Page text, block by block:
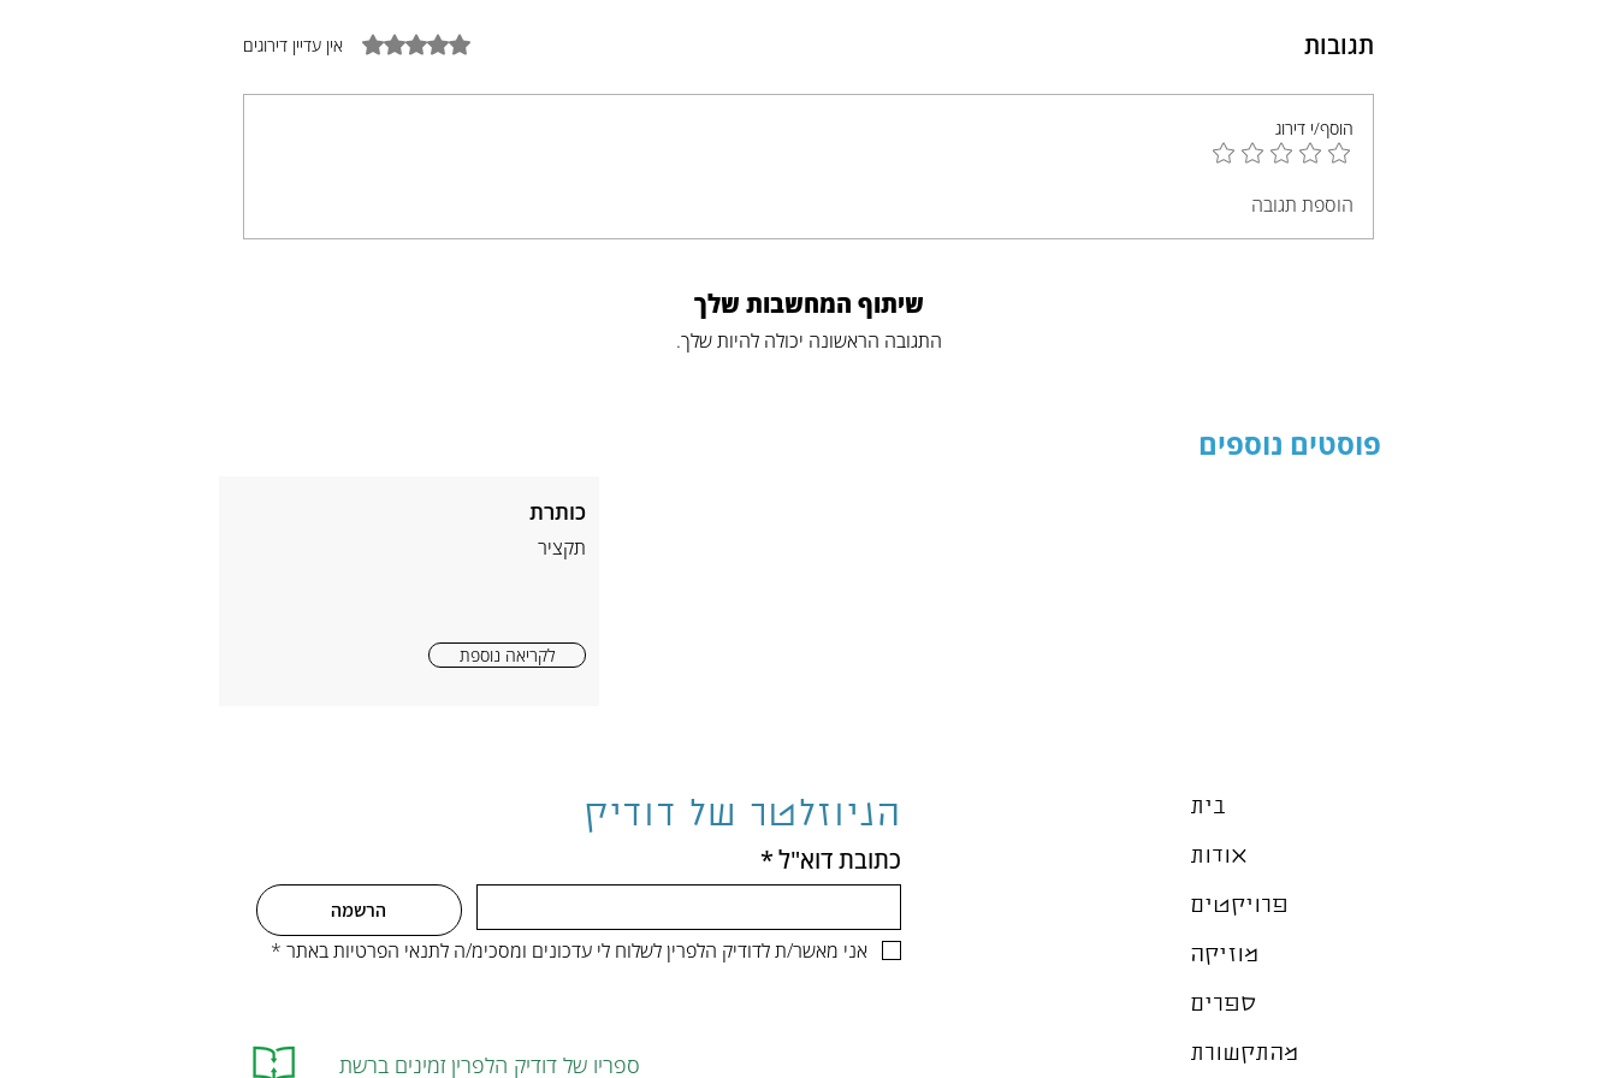
תגובות דירוג של 0 מתוך 5 כוכבים אין עדיין דירוגים
הוסף/י דירוג
הוספת תגובה
שיתוף המחשבות שלך
התגובה הראשונה יכולה להיות שלך.
פוסטים נוספים
כותרת
תקציר
לקריאה נוספת
הניוזלטר של דודיק
כתובת דוא"ל*
הרשמה
אני מאשר/ת לדודיק הלפרין לשלוח לי עדכונים ומסכימ/ה לתנאי הפרטיות באתר *
ספריו של דודיק הלפרין זמינים ברשת
בית
אודות
פרויקטים
מוזיקה
ספרים
מהתקשורת